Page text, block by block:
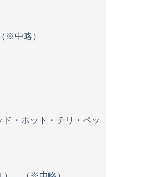
※中略）
・ホット・チリ・ペッ